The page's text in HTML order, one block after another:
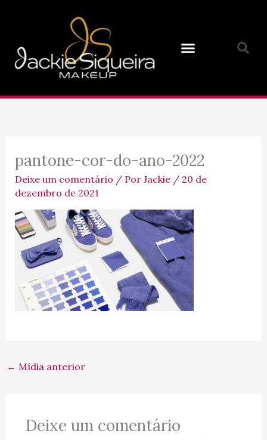
conteúdo
pantone-cor-do-ano-2022
Deixe um comentário / Por Jackie / 20 de
dezembro de 2021
← Mídia anterior
Deixe um comentário